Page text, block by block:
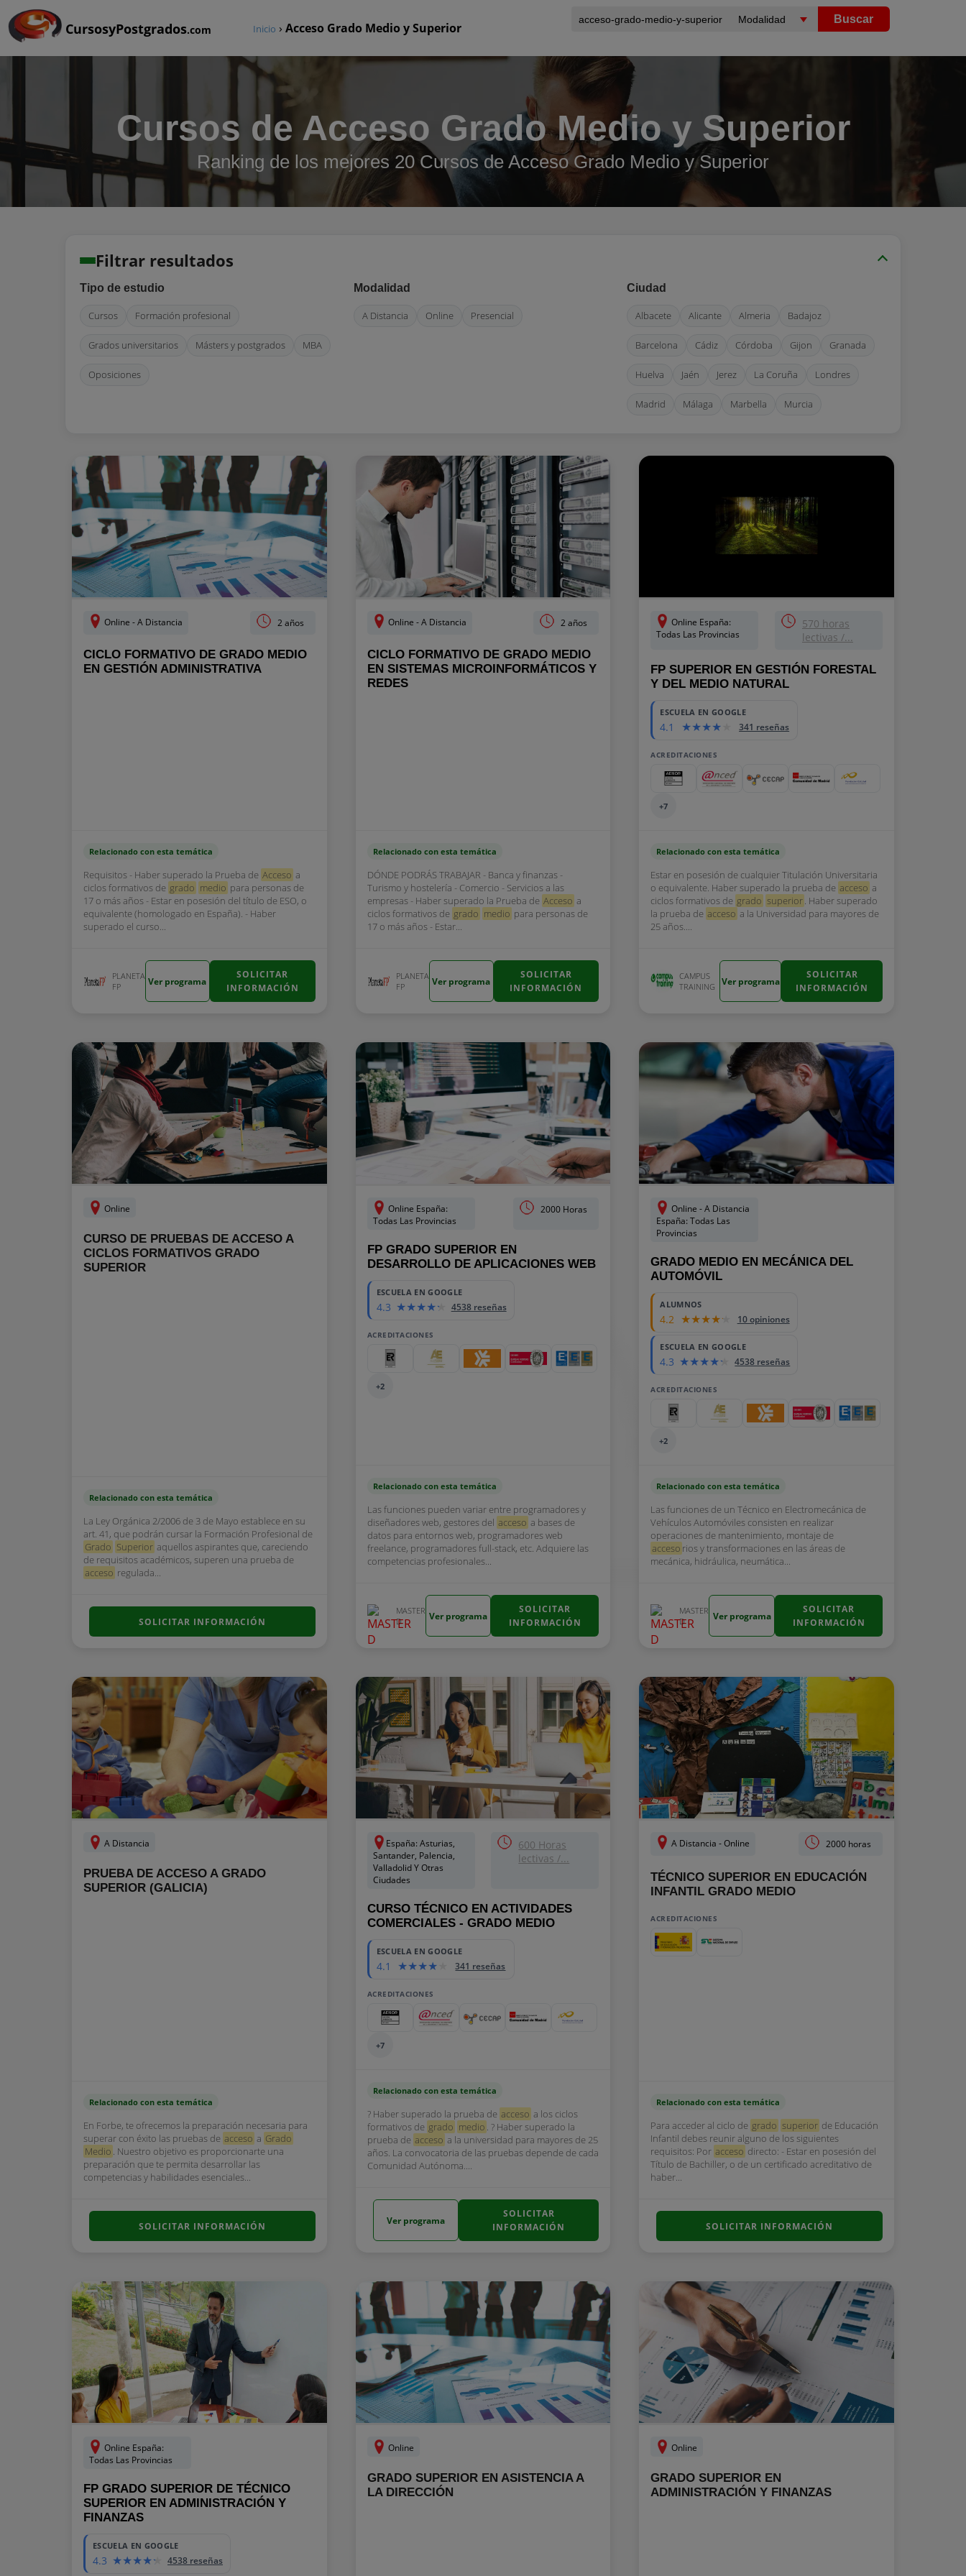
CursosyPostgrados.com
Buscar
Inicio › Acceso Grado Medio y Superior
Cursos de Acceso Grado Medio y Superior
Ranking de los mejores 20 Cursos de Acceso Grado Medio y Superior
Filtrar resultados
Tipo de estudio
Cursos Formación profesional
Grados universitarios Másters y postgrados MBA
Oposiciones
Modalidad
A Distancia Online Presencial
Ciudad
Albacete Alicante Almeria Badajoz
Barcelona Cádiz Córdoba Gijon Granada
Huelva Jaén Jerez La Coruña Londres
Madrid Málaga Marbella Murcia
Zaragoza
Online - A Distancia 2 años
CICLO FORMATIVO DE GRADO MEDIO
EN GESTIÓN ADMINISTRATIVA
Relacionado con esta temática
Requisitos - Haber superado la Prueba de Acceso a
ciclos formativos de grado medio para personas de
17 o más años - Estar en posesión del título de ESO, o
equivalente (homologado en España). - Haber
superado el curso...
PLANETA
FP
Ver programa
SOLICITAR
INFORMACIÓN
Online - A Distancia 2 años
CICLO FORMATIVO DE GRADO MEDIO
EN SISTEMAS MICROINFORMÁTICOS Y
REDES
Relacionado con esta temática
DÓNDE PODRÁS TRABAJAR - Banca y finanzas -
Turismo y hostelería - Comercio - Servicios a las
empresas - Haber superado la Prueba de Acceso a
ciclos formativos de grado medio para personas de
17 o más años - Estar...
PLANETA
FP
Ver programa
SOLICITAR
INFORMACIÓN
Online España:
Todas Las Provincias
570 horas
lectivas /...
FP SUPERIOR EN GESTIÓN FORESTAL
Y DEL MEDIO NATURAL
ESCUELA EN GOOGLE
4.1 341 reseñas
ACREDITACIONES
+7
Relacionado con esta temática
Estar en posesión de cualquier Titulación Universitaria
o equivalente. Haber superado la prueba de acceso a
ciclos formativos de grado superior. Haber superado
la prueba de acceso a la Universidad para mayores de
25 años....
CAMPUS
TRAINING
Ver programa
SOLICITAR
INFORMACIÓN
Online
CURSO DE PRUEBAS DE ACCESO A
CICLOS FORMATIVOS GRADO
SUPERIOR
Relacionado con esta temática
La Ley Orgánica 2/2006 de 3 de Mayo establece en su
art. 41, que podrán cursar la Formación Profesional de
Grado Superior aquellos aspirantes que, careciendo
de requisitos académicos, superen una prueba de
acceso regulada...
SOLICITAR INFORMACIÓN
Online España:
Todas Las Provincias
2000 Horas
FP GRADO SUPERIOR EN
DESARROLLO DE APLICACIONES WEB
ESCUELA EN GOOGLE
4.3 4538 reseñas
ACREDITACIONES
+2
Relacionado con esta temática
Las funciones pueden variar entre programadores y
diseñadores web, gestores del acceso a bases de
datos para entornos web, programadores web
freelance, programadores full-stack, etc. Adquiere las
competencias profesionales...
MASTER
D
Ver programa
SOLICITAR
INFORMACIÓN
Online - A Distancia
España: Todas Las
Provincias
GRADO MEDIO EN MECÁNICA DEL
AUTOMÓVIL
ALUMNOS
4.2 10 opiniones
ESCUELA EN GOOGLE
4.3 4538 reseñas
ACREDITACIONES
+2
Relacionado con esta temática
Las funciones de un Técnico en Electromecánica de
Vehículos Automóviles consisten en realizar
operaciones de mantenimiento, montaje de
acceso rios y transformaciones en las áreas de
mecánica, hidráulica, neumática...
MASTER
D
Ver programa
SOLICITAR
INFORMACIÓN
A Distancia
PRUEBA DE ACCESO A GRADO
SUPERIOR (GALICIA)
Relacionado con esta temática
En Forbe, te ofrecemos la preparación necesaria para
superar con éxito las pruebas de acceso a Grado
Medio . Nuestro objetivo es proporcionarte una
preparación que te permita desarrollar las
competencias y habilidades esenciales...
SOLICITAR INFORMACIÓN
España: Asturias,
Santander, Palencia,
Valladolid Y Otras
Ciudades
600 Horas
lectivas /...
CURSO TÉCNICO EN ACTIVIDADES
COMERCIALES - GRADO MEDIO
ESCUELA EN GOOGLE
4.1 341 reseñas
ACREDITACIONES
+7
Relacionado con esta temática
? Haber superado la prueba de acceso a los ciclos
formativos de grado medio . ? Haber superado la
prueba de acceso a la universidad para mayores de 25
años. La convocatoria de las pruebas depende de cada
Comunidad Autónoma....
Ver programa
SOLICITAR
INFORMACIÓN
A Distancia - Online 2000 horas
TÉCNICO SUPERIOR EN EDUCACIÓN
INFANTIL GRADO MEDIO
ACREDITACIONES
Relacionado con esta temática
Para acceder al ciclo de grado superior de Educación
Infantil debes reunir alguno de los siguientes
requisitos: Por acceso directo: - Estar en posesión del
Título de Bachiller, o de un certificado acreditativo de
haber...
SOLICITAR INFORMACIÓN
Online España:
Todas Las Provincias
FP GRADO SUPERIOR DE TÉCNICO
SUPERIOR EN ADMINISTRACIÓN Y
FINANZAS
ESCUELA EN GOOGLE
4.3 4538 reseñas
Online
GRADO SUPERIOR EN ASISTENCIA A
LA DIRECCIÓN
Online
GRADO SUPERIOR EN
ADMINISTRACIÓN Y FINANZAS